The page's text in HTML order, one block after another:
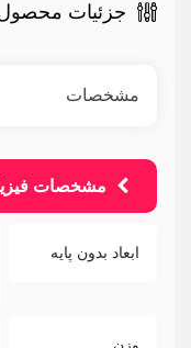
جزئیات
مشخصات
مشخصات
ابعاد بدون پایه